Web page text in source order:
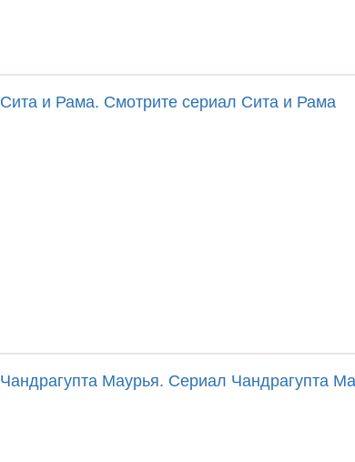
Сита и Рама. Смотрите сериал Сита и Рама
Чандрагупта Маурья. Сериал Чандрагупта